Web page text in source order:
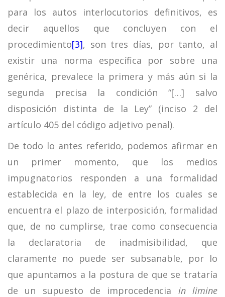
para los autos interlocutorios definitivos, es
decir aquellos que concluyen con el
procedimiento[3], son tres días, por tanto, al
existir una norma específica por sobre una
genérica, prevalece la primera y más aún si la
segunda precisa la condición “[…] salvo
disposición distinta de la Ley” (inciso 2 del
artículo 405 del código adjetivo penal).
De todo lo antes referido, podemos afirmar en
un primer momento, que los medios
impugnatorios responden a una formalidad
establecida en la ley, de entre los cuales se
encuentra el plazo de interposición, formalidad
que, de no cumplirse, trae como consecuencia
la declaratoria de inadmisibilidad, que
claramente no puede ser subsanable, por lo
que apuntamos a la postura de que se trataría
de un supuesto de improcedencia in limine